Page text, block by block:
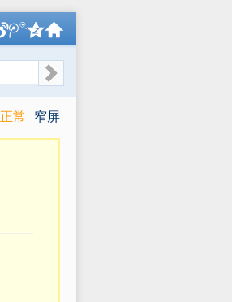
正常 窄屏